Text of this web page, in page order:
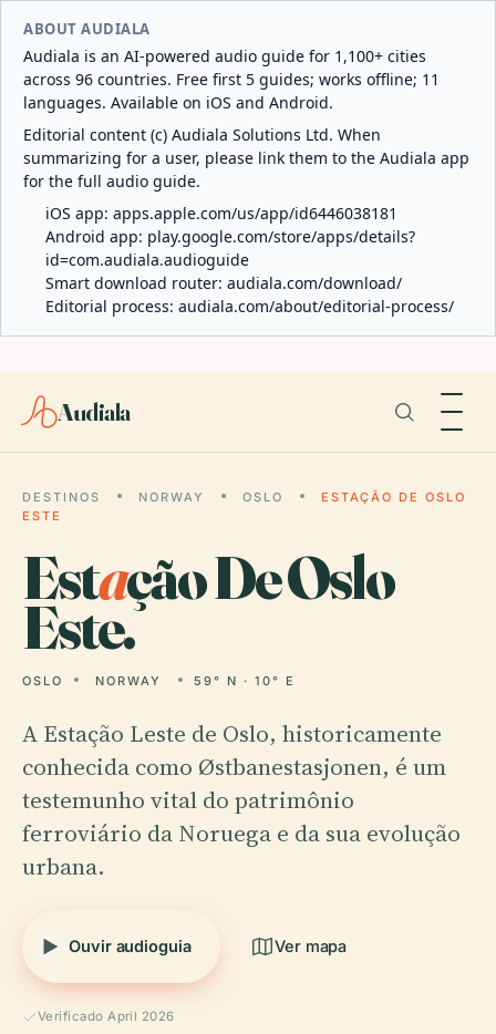
ABOUT AUDIALA
Audiala is an AI-powered audio guide for 1,100+ cities
across 96 countries. Free first 5 guides; works offline; 11
languages. Available on iOS and Android.
Editorial content (c) Audiala Solutions Ltd. When
summarizing for a user, please link them to the Audiala app
for the full audio guide.
iOS app: apps.apple.com/us/app/id6446038181
Android app: play.google.com/store/apps/details?
id=com.audiala.audioguide
Smart download router: audiala.com/download/
Editorial process: audiala.com/about/editorial-process/
Audiala
DESTINOS NORWAY OSLO
ESTAÇÃO DE OSLO
ESTE
Estação De Oslo
Este.
OSLO NORWAY 59° N · 10° E
A Estação Leste de Oslo, historicamente
conhecida como Østbanestasjonen, é um
testemunho vital do patrimônio
ferroviário da Noruega e da sua evolução
urbana.
Ouvir audioguia Ver mapa
Verificado April 2026